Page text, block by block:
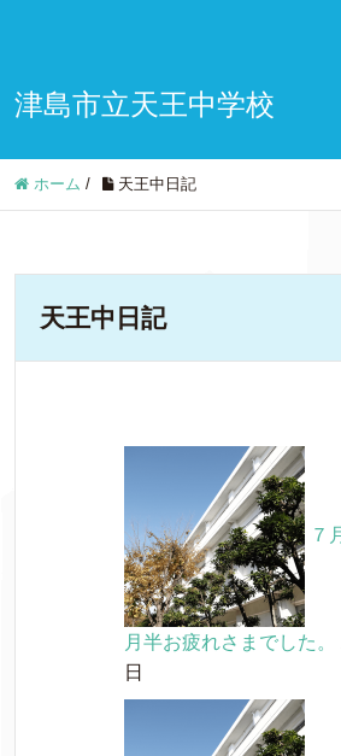
津島市立天王中学校
ホーム / 天王中日記
天王中日記
７
月半お疲れさまでした。
日